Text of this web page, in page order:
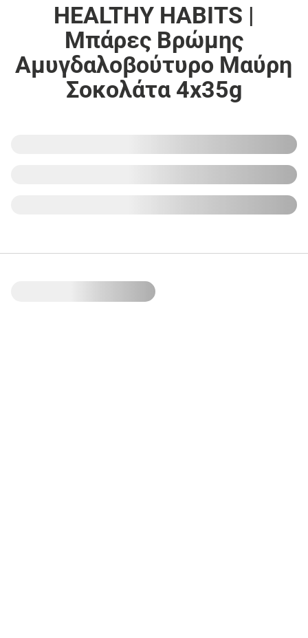
HEALTHY HABITS |
Μπάρες Βρώμης
Αμυγδαλοβούτυρο Μαύρη
Σοκολάτα 4x35g